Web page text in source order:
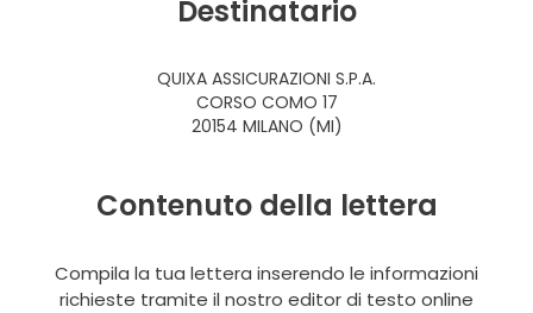
Destinatario
QUIXA ASSICURAZIONI S.P.A.
CORSO COMO 17
20154 MILANO (MI)
Contenuto della lettera
Compila la tua lettera inserendo le informazioni
richieste tramite il nostro editor di testo online